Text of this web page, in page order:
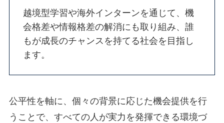
越境型学習や海外インターンを通じて、機
会格差や情報格差の解消にも取り組み、誰
もが成長のチャンスを持てる社会を目指し
ます。
公平性を軸に、個々の背景に応じた機会提供を行
うことで、すべての人が実力を発揮できる環境づ